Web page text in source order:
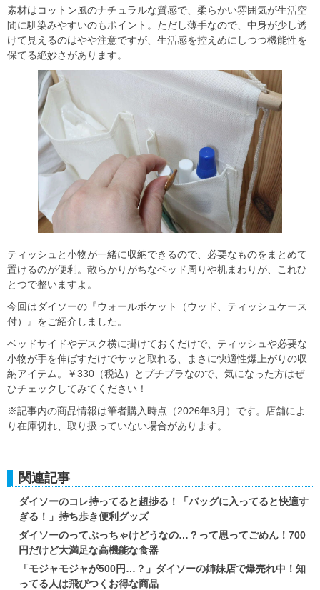
素材はコットン風のナチュラルな質感で、柔らかい雰囲気が生活空
間に馴染みやすいのもポイント。ただし薄手なので、中身が少し透
けて見えるのはやや注意ですが、生活感を控えめにしつつ機能性を
保てる絶妙さがあります。
ティッシュと小物が一緒に収納できるので、必要なものをまとめて
置けるのが便利。散らかりがちなベッド周りや机まわりが、これひ
とつで整いますよ。
今回はダイソーの『ウォールポケット（ウッド、ティッシュケース
付）』をご紹介しました。
ベッドサイドやデスク横に掛けておくだけで、ティッシュや必要な
小物が手を伸ばすだけでサッと取れる、まさに快適性爆上がりの収
納アイテム。￥330（税込）とプチプラなので、気になった方はぜ
ひチェックしてみてください！
※記事内の商品情報は筆者購入時点（2026年3月）です。店舗によ
り在庫切れ、取り扱っていない場合があります。
関連記事
ダイソーのコレ持ってると超捗る！「バッグに入ってると快適す
ぎる！」持ち歩き便利グッズ
ダイソーのってぶっちゃけどうなの…？って思ってごめん！700
円だけど大満足な高機能な食器
「モジャモジャが500円…？」ダイソーの姉妹店で爆売れ中！知
ってる人は飛びつくお得な商品